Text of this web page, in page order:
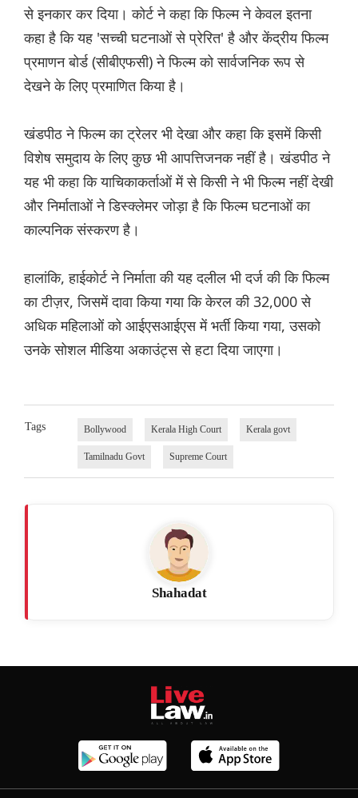
से इनकार कर दिया। कोर्ट ने कहा कि फिल्म ने केवल इतना
कहा है कि यह 'सच्ची घटनाओं से प्रेरित' है और केंद्रीय फिल्म
प्रमाणन बोर्ड (सीबीएफसी) ने फिल्म को सार्वजनिक रूप से
देखने के लिए प्रमाणित किया है।
खंडपीठ ने फिल्म का ट्रेलर भी देखा और कहा कि इसमें किसी
विशेष समुदाय के लिए कुछ भी आपत्तिजनक नहीं है। खंडपीठ ने
यह भी कहा कि याचिकाकर्ताओं में से किसी ने भी फिल्म नहीं देखी
और निर्माताओं ने डिस्क्लेमर जोड़ा है कि फिल्म घटनाओं का
काल्पनिक संस्करण है।
हालांकि, हाईकोर्ट ने निर्माता की यह दलील भी दर्ज की कि फिल्म
का टीज़र, जिसमें दावा किया गया कि केरल की 32,000 से
अधिक महिलाओं को आईएसआईएस में भर्ती किया गया, उसको
उनके सोशल मीडिया अकाउंट्स से हटा दिया जाएगा।
Tags Bollywood Kerala High Court Kerala govt
Tamilnadu Govt Supreme Court
Shahadat